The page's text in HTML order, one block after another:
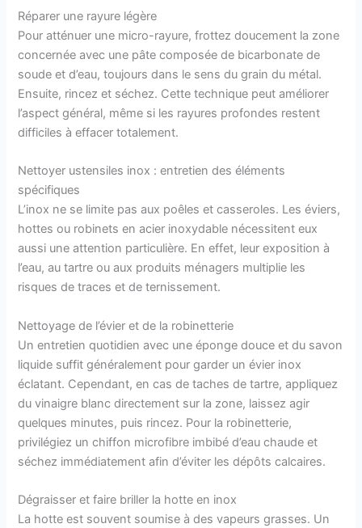
Réparer une rayure légère
Pour atténuer une micro-rayure, frottez doucement la zone
concernée avec une pâte composée de bicarbonate de
soude et d’eau, toujours dans le sens du grain du métal.
Ensuite, rincez et séchez. Cette technique peut améliorer
l’aspect général, même si les rayures profondes restent
difficiles à effacer totalement.
Nettoyer ustensiles inox : entretien des éléments
spécifiques
L’inox ne se limite pas aux poêles et casseroles. Les éviers,
hottes ou robinets en acier inoxydable nécessitent eux
aussi une attention particulière. En effet, leur exposition à
l’eau, au tartre ou aux produits ménagers multiplie les
risques de traces et de ternissement.
Nettoyage de l’évier et de la robinetterie
Un entretien quotidien avec une éponge douce et du savon
liquide suffit généralement pour garder un évier inox
éclatant. Cependant, en cas de taches de tartre, appliquez
du vinaigre blanc directement sur la zone, laissez agir
quelques minutes, puis rincez. Pour la robinetterie,
privilégiez un chiffon microfibre imbibé d’eau chaude et
séchez immédiatement afin d’éviter les dépôts calcaires.
Dégraisser et faire briller la hotte en inox
La hotte est souvent soumise à des vapeurs grasses. Un